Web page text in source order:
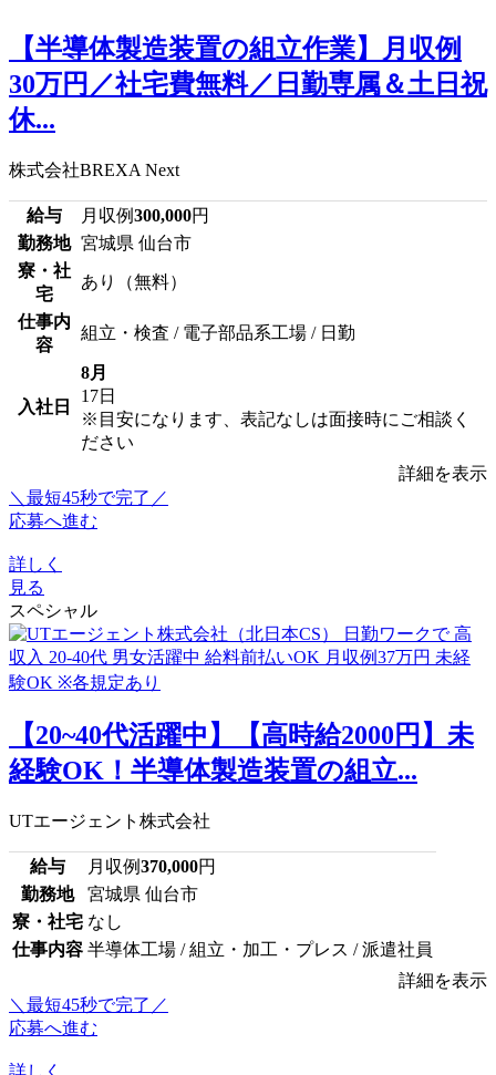
【半導体製造装置の組立作業】月収例
30万円／社宅費無料／日勤専属＆土日祝
休...
株式会社BREXA Next
給与 月収例300,000円
勤務地 宮城県 仙台市
寮・社
宅
あり（無料）
仕事内
容
組立・検査 / 電子部品系工場 / 日勤
入社日
8月
17日
※目安になります、表記なしは面接時にご相談く
ださい
詳細を表示
＼最短45秒で完了／
応募へ進む
詳しく
見る
スペシャル
【20~40代活躍中】【高時給2000円】未
経験OK！半導体製造装置の組立...
UTエージェント株式会社
給与 月収例370,000円
勤務地
宮城県 仙台市
寮・社宅 なし
仕事内容 半導体工場 / 組立・加工・プレス / 派遣社員
詳細を表示
＼最短45秒で完了／
応募へ進む
詳しく